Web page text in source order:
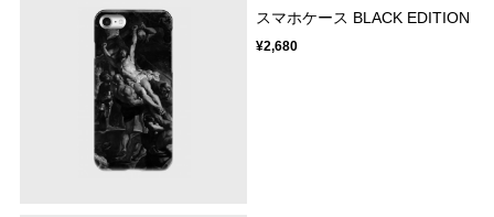
スマホケース BLACK EDITION
¥2,680